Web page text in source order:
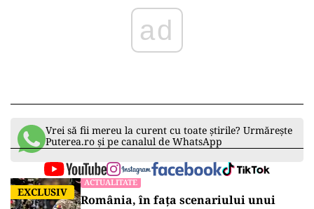
ad
Vrei să fii mereu la curent cu toate știrile? Urmărește
Puterea.ro și pe canalul de WhatsApp
EXCLUSIV
ACTUALITATE
România, în fața scenariului unui